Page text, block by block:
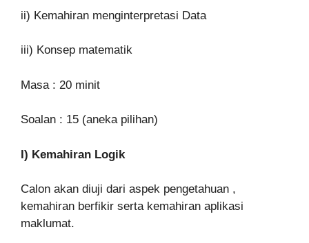
ii) Kemahiran menginterpretasi Data
iii) Konsep matematik
Masa : 20 minit
Soalan : 15 (aneka pilihan)
I) Kemahiran Logik
Calon akan diuji dari aspek pengetahuan ,
kemahiran berfikir serta kemahiran aplikasi
maklumat.